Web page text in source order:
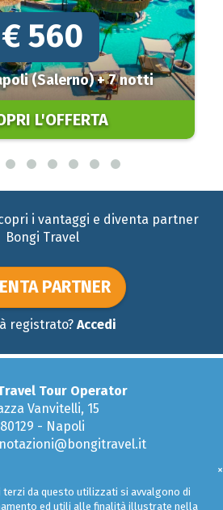
€ 560
(Salerno) + 7 notti
L'OFFERTA
i vantaggi e diventa partner
Bongi Travel
PARTNER
registrato? Accedi
Tour Operator
Vanvitelli, 15
80129 - Napoli
×
da questo utilizzati si avvalgono di
ed utili alle finalità illustrate nella